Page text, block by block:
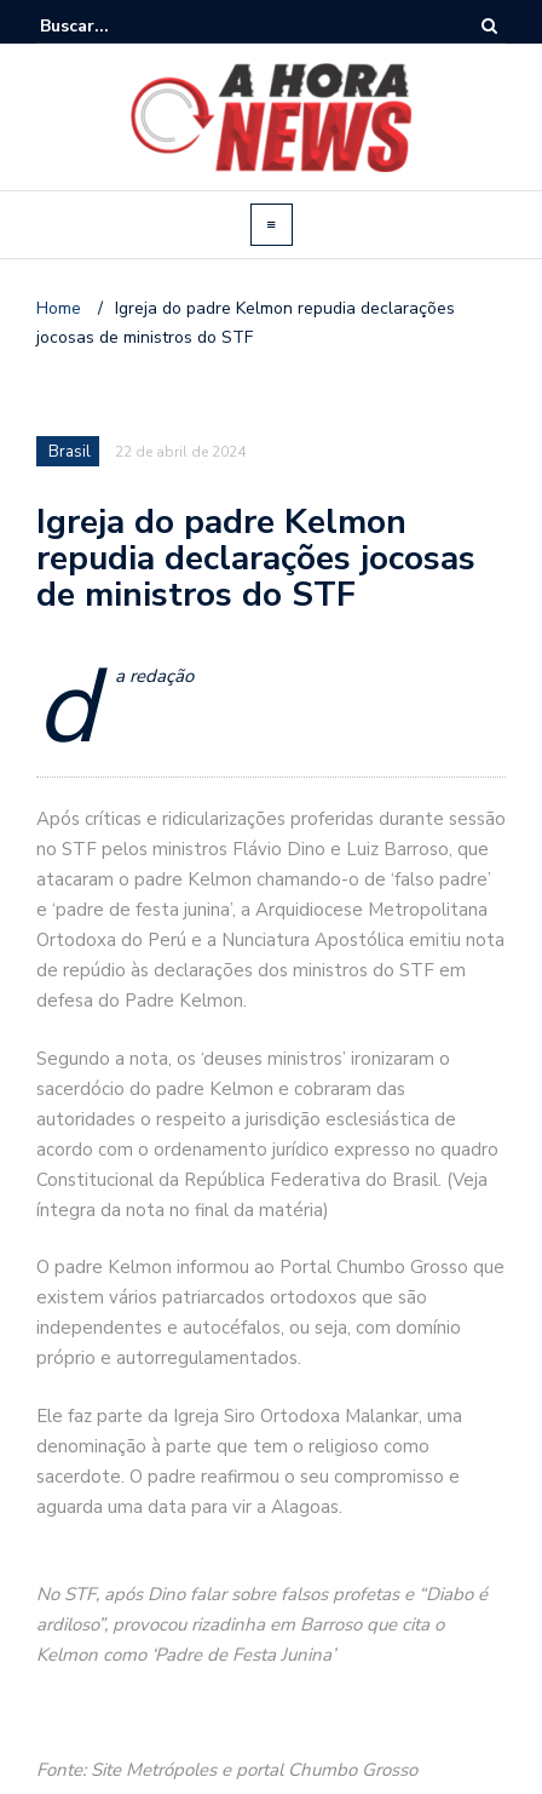
Home / Igreja do padre Kelmon repudia declarações
jocosas de ministros do STF
Brasil 22 de abril de 2024
Igreja do padre Kelmon
repudia declarações jocosas
de ministros do STF
d a redação
Após críticas e ridicularizações proferidas durante sessão
no STF pelos ministros Flávio Dino e Luiz Barroso, que
atacaram o padre Kelmon chamando-o de ‘falso padre’
e ‘padre de festa junina’, a Arquidiocese Metropolitana
Ortodoxa do Perú e a Nunciatura Apostólica emitiu nota
de repúdio às declarações dos ministros do STF em
defesa do Padre Kelmon.
Segundo a nota, os ‘deuses ministros’ ironizaram o
sacerdócio do padre Kelmon e cobraram das
autoridades o respeito a jurisdição esclesiástica de
acordo com o ordenamento jurídico expresso no quadro
Constitucional da República Federativa do Brasil. (Veja
íntegra da nota no final da matéria)
O padre Kelmon informou ao Portal Chumbo Grosso que
existem vários patriarcados ortodoxos que são
independentes e autocéfalos, ou seja, com domínio
próprio e autorregulamentados.
Ele faz parte da Igreja Siro Ortodoxa Malankar, uma
denominação à parte que tem o religioso como
sacerdote. O padre reafirmou o seu compromisso e
aguarda uma data para vir a Alagoas.
No STF, após Dino falar sobre falsos profetas e “Diabo é
ardiloso”, provocou rizadinha em Barroso que cita o
Kelmon como ‘Padre de Festa Junina’
Fonte: Site Metrópoles e portal Chumbo Grosso